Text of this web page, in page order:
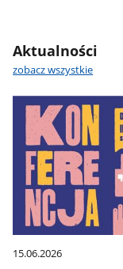
Aktualności
zobacz wszystkie
15.06.2026